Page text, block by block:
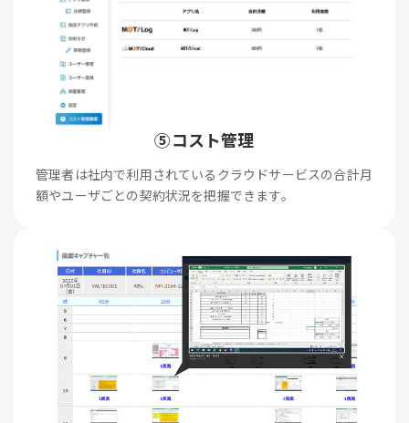
⑤コスト管理
管理者は社内で利用されているクラウドサービスの合計月
額やユーザごとの契約状況を把握できます。